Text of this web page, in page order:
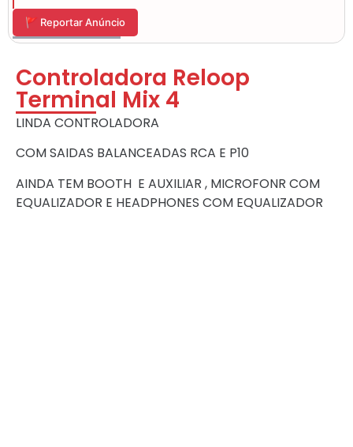
🚩 Reportar Anúncio
Controladora Reloop
Terminal Mix 4
LINDA CONTROLADORA
COM SAIDAS BALANCEADAS RCA E P10
AINDA TEM BOOTH E AUXILIAR , MICROFONR COM
EQUALIZADOR E HEADPHONES COM EQUALIZADOR